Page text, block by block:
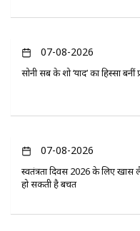
07-08-2026
सोनी सब के शो ‘यादें’ का हिस्सा बनीं
07-08-2026
स्वतंत्रता दिवस 2026 के लिए
हो सकती है बचत